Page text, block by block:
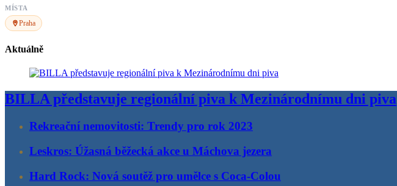
MÍSTA
Praha
Aktuálně
BILLA představuje regionální piva k Mezinárodnímu dni piva
Rekreační nemovitosti: Trendy pro rok 2023
Leskros: Úžasná běžecká akce u Máchova jezera
Hard Rock: Nová soutěž pro umělce s Coca-Colou